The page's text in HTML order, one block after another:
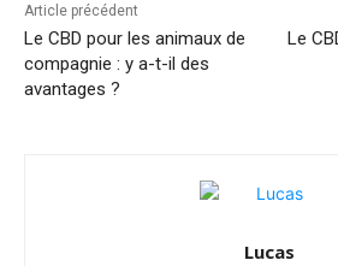
Article précédent
Le CBD pour les animaux de
compagnie : y a-t-il des
avantages ?
Le
Lucas